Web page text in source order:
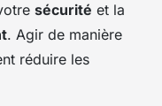
sécurité et la
. Agir de manière
réduire les